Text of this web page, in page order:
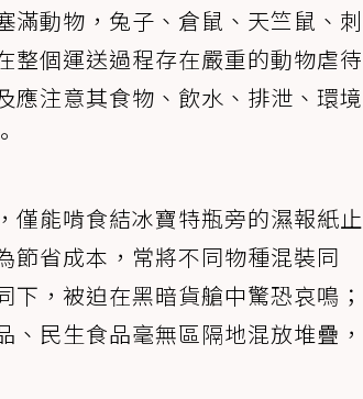
滿動物，兔子、倉鼠、天竺鼠、刺
整個運送過程存在嚴重的動物虐待
應注意其食物、飲水、排泄、環境
僅能啃食結冰寶特瓶旁的濕報紙止
節省成本，常將不同物種混裝同
，被迫在黑暗貨艙中驚恐哀鳴；
民生食品毫無區隔地混放堆疊，